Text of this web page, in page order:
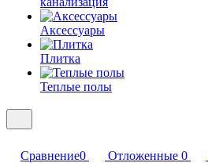
Аксессуары
Плитка
Теплые полы
Сравнение0 Отложенные 0